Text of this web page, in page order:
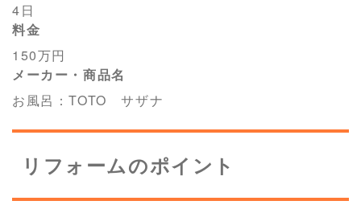
4日
料金
150万円
メーカー・商品名
お風呂：TOTO サザナ
リフォームのポイント